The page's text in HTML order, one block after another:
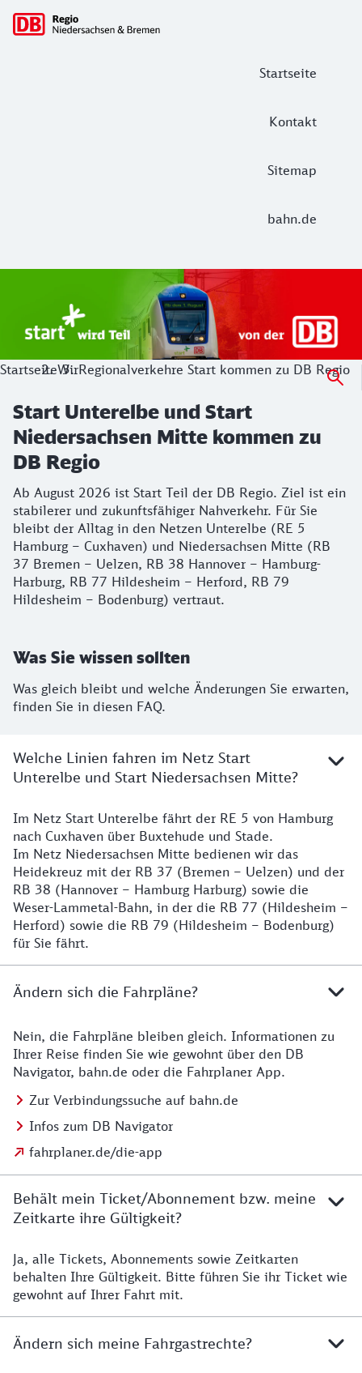
Startseite
Kontakt
Sitemap
bahn.de
Hauptnavigation
Start Unterelbe und Start
Ab August 2026 ist Start Teil der DB Regio. Ziel ist ein
StartseiteWirRegionalverkehre Start kommen zu DB Regio
Start Unterelbe und Start
Niedersachsen Mitte kommen zu
DB Regio
Ab August 2026 ist Start Teil der DB Regio. Ziel ist ein
stabilerer und zukunftsfähiger Nahverkehr. Für Sie
bleibt der Alltag in den Netzen Unterelbe (RE 5
Hamburg – Cuxhaven) und Niedersachsen Mitte (RB
37 Bremen – Uelzen, RB 38 Hannover – Hamburg-
Harburg, RB 77 Hildesheim – Herford, RB 79
Hildesheim – Bodenburg) vertraut.
Was Sie wissen sollten
Was gleich bleibt und welche Änderungen Sie erwarten,
finden Sie in diesen FAQ.
Welche Linien fahren im Netz Start
Unterelbe und Start Niedersachsen Mitte?
Details
Im Netz Start Unterelbe fährt der RE 5 von Hamburg
nach Cuxhaven über Buxtehude und Stade.
Im Netz Niedersachsen Mitte bedienen wir das
Heidekreuz mit der RB 37 (Bremen – Uelzen) und der
RB 38 (Hannover – Hamburg Harburg) sowie die
Weser-Lammetal-Bahn, in der die RB 77 (Hildesheim –
Herford) sowie die RB 79 (Hildesheim – Bodenburg)
für Sie fährt.
Ändern sich die Fahrpläne?
Details zu den Fahrplänen
Nein, die Fahrpläne bleiben gleich. Informationen zu
Ihrer Reise finden Sie wie gewohnt über den DB
Navigator, bahn.de oder die Fahrplaner App.
Zur Verbindungssuche auf bahn.de
Infos zum DB Navigator
fahrplaner.de/die-app
Behält mein Ticket/Abonnement bzw. meine
Zeitkarte ihre Gültigkeit?
Details zur Zeitkarte
Ja, alle Tickets, Abonnements sowie Zeitkarten
behalten Ihre Gültigkeit. Bitte führen Sie ihr Ticket wie
gewohnt auf Ihrer Fahrt mit.
Ändern sich meine Fahrgastrechte?